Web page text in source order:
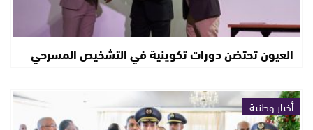
العيون تحتضن دورات تكوينية في التشخيص المسرحي
أخبار وطنية